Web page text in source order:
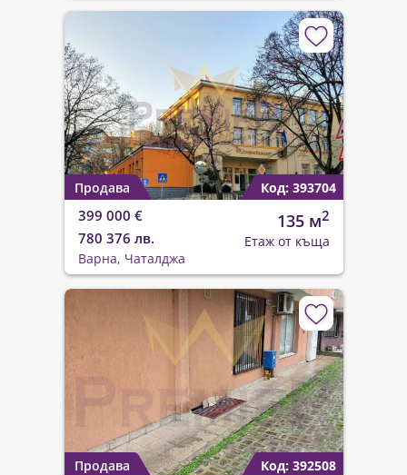
Продава Код: 393704
399 000 €
780 376 лв.
135 м2
Етаж от къща
Варна, Чаталджа
Продава Код: 392508